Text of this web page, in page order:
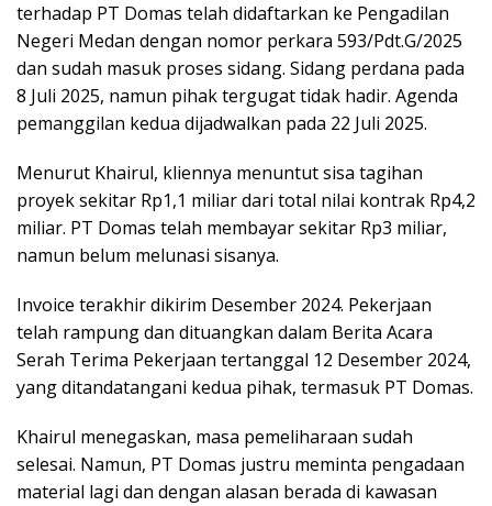
terhadap PT Domas telah didaftarkan ke Pengadilan
Negeri Medan dengan nomor perkara 593/Pdt.G/2025
dan sudah masuk proses sidang. Sidang perdana pada
8 Juli 2025, namun pihak tergugat tidak hadir. Agenda
pemanggilan kedua dijadwalkan pada 22 Juli 2025.
Menurut Khairul, kliennya menuntut sisa tagihan
proyek sekitar Rp1,1 miliar dari total nilai kontrak Rp4,2
miliar. PT Domas telah membayar sekitar Rp3 miliar,
namun belum melunasi sisanya.
Invoice terakhir dikirim Desember 2024. Pekerjaan
telah rampung dan dituangkan dalam Berita Acara
Serah Terima Pekerjaan tertanggal 12 Desember 2024,
yang ditandatangani kedua pihak, termasuk PT Domas.
Khairul menegaskan, masa pemeliharaan sudah
selesai. Namun, PT Domas justru meminta pengadaan
material lagi dan dengan alasan berada di kawasan